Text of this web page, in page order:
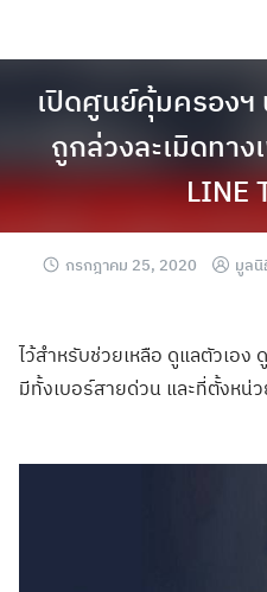
เปิดศูนย์คุ้มครองฯ
ถูกล่วงละเมิดทา
LINE
กรกฎาคม 25, 2020 มูลนิ
ไว้สำหรับช่วยเหลือ ดูแลตัวเอง
มีทั้งเบอร์สายด่วน และที่ตั้งหน่